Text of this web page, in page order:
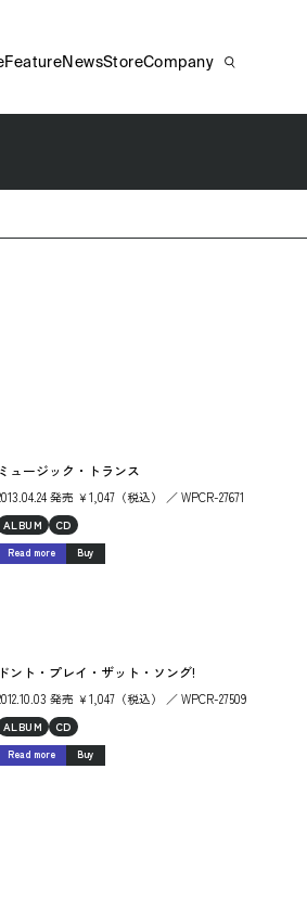
ミュージック・トランス
発売 ￥1,047（税込） ／ WPCR-27671
ALBUM CD
Read more Buy
ドント・プレイ・ザット・ソング!
発売 ￥1,047（税込） ／ WPCR-27509
ALBUM CD
Read more Buy
Feature NewsStoreCompany